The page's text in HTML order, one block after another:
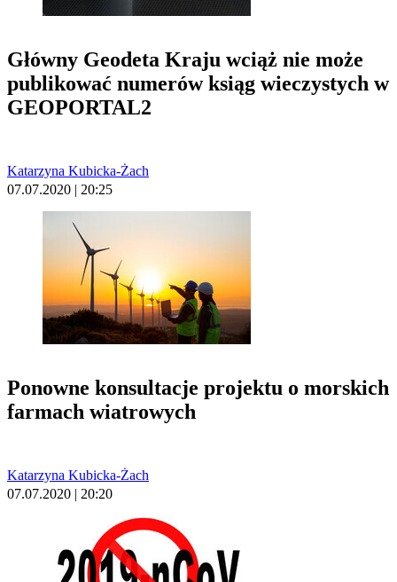
Główny Geodeta Kraju wciąż nie może
publikować numerów ksiąg wieczystych w
GEOPORTAL2
Katarzyna Kubicka-Żach
07.07.2020 | 20:25
Ponowne konsultacje projektu o morskich
farmach wiatrowych
Katarzyna Kubicka-Żach
07.07.2020 | 20:20